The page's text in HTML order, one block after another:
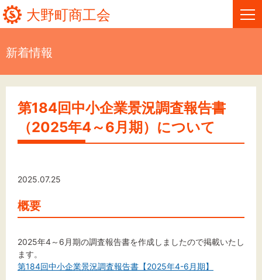
大野町商工会
事業者・創業者の方へ
大野町商工会情報
新着情報
第184回中小企業景況調査報告書
（2025年4～6月期）について
2025.07.25
概要
2025年4～6月期の調査報告書を作成しましたので掲載いたし
ます。
第184回中小企業景況調査報告書【2025年4-6月期】